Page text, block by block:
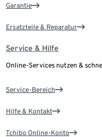
Garantie
Ersatzteile & Reparatur
Service & Hilfe
Online-Services nutzen &
Service-Bereich
Hilfe & Kontakt
Tchibo Online-Konto